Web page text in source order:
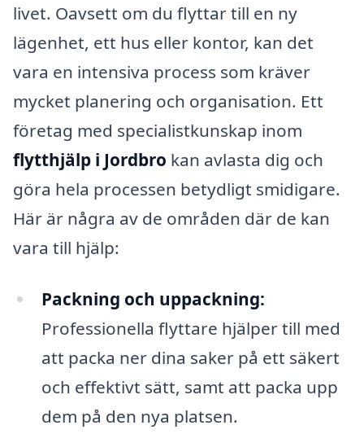
livet. Oavsett om du flyttar till en ny
lägenhet, ett hus eller kontor, kan det
vara en intensiva process som kräver
mycket planering och organisation. Ett
företag med specialistkunskap inom
flytthjälp i Jordbro kan avlasta dig och
göra hela processen betydligt smidigare.
Här är några av de områden där de kan
vara till hjälp:
Packning och uppackning:
Professionella flyttare hjälper till med
att packa ner dina saker på ett säkert
och effektivt sätt, samt att packa upp
dem på den nya platsen.